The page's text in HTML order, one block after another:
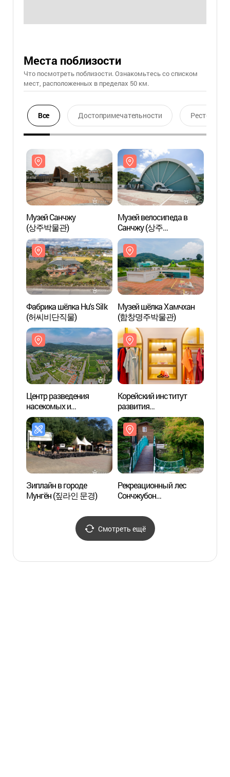
Места поблизости
Что посмотреть поблизости. Ознакомьтесь со списком
мест, расположенных в пределах 50 км.
Все Достопримечательности Ресторан
Музей Санчжу
(상주박물관)
Музей велосипеда в
Санчжу (상주
자전거박물관)
Фабрика шёлка Hu's Silk
(허씨비단직물)
Музей шёлка Хамчхан
(함창명주박물관)
Центр разведения
насекомых и
производства коконной
нити (잠사곤충사업장)
Корейский институт
развития
традиционного костюма
ханбок (한국한복진흥원)
Зиплайн в городе
Мунгён (짚라인 문경)
Рекреационный лес
Сончжубон
Смотреть ещё